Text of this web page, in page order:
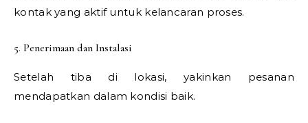
kontak yang aktif untuk kelancaran proses.
5. Penerimaan dan Instalasi
Setelah tiba di lokasi, yakinkan pesanan
mendapatkan dalam kondisi baik.